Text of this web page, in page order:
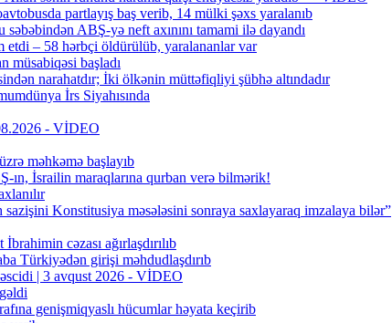
partlayış baş verib, 14 mülki şəxs yaralanıb
ABŞ-yə neft axınını tamami ilə dayandı
etdi – 58 hərbçi öldürülüb, yaralananlar var
müsabiqəsi başladı
narahatdır; İki ölkənin müttəfiqliyi şübhə altındadır
İrs Siyahısında
- VİDEO
məhkəmə başlayıb
ın, İsrailin maraqlarına qurban verə bilmərik!
Konstitusiya məsələsini sonraya saxlayaraq imzalaya bilər”
cəzası ağırlaşdırılıb
Türkiyədən girişi məhdudlaşdırıb
| 3 avqust 2026 - VİDEO
genişmiqyaslı hücumlar həyata keçirib